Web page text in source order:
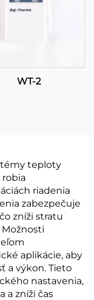
WT-2
teploty
riadenia
zabezpečuje
zníži stratu
aplikácie, aby
a výkon. Tieto
nastavenia,
a zníži čas